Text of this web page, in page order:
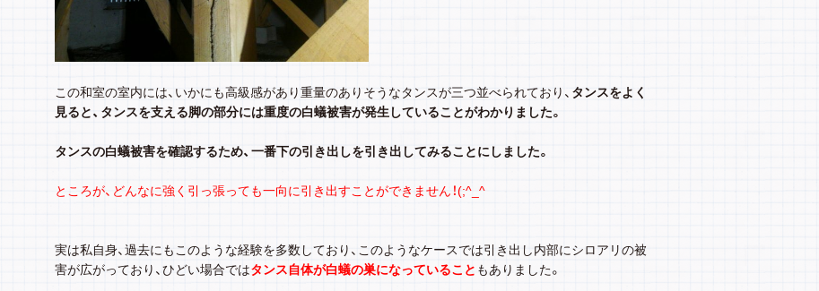
この和室の室内には、いかにも高級感があり重量のありそうなタンスが三つ並べられており、 タンスをよく
見ると、タンスを支える脚の部分には重度の白蟻被害が発生していることがわかりました。
タンスの白蟻被害を確認するため、一番下の引き出しを引き出してみることにしました。
ところが、どんなに強く引っ張っても一向に引き出すことができません！(;^_^
実は私自身、過去にもこのような経験を多数しており、このようなケースでは引き出し内部にシロアリの被
害が広がっており、ひどい場合ではタンス自体が白蟻の巣になっていること もありました。